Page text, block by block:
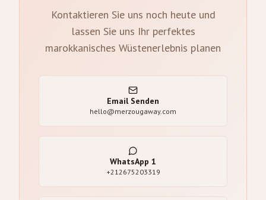
Kontaktieren Sie uns noch heute und
lassen Sie uns Ihr perfektes
marokkanisches Wüstenerlebnis planen
Email Senden
hello@merzougaway.com
WhatsApp 1
+212675203319